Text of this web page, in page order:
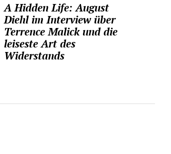
A Hidden Life: August
Diehl im Interview über
Terrence Malick und die
leiseste Art des
Widerstands